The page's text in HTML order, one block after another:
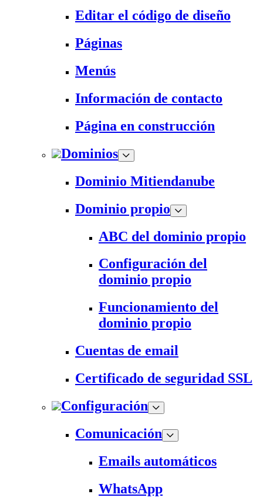
Editar el código de diseño
Páginas
Menús
Información de contacto
Página en construcción
Dominios
Dominio Mitiendanube
Dominio propio
ABC del dominio propio
Configuración del
dominio propio
Funcionamiento del
dominio propio
Cuentas de email
Certificado de seguridad SSL
Configuración
Comunicación
Emails automáticos
WhatsApp